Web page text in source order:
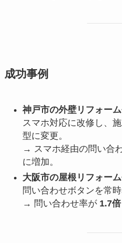
成功事例
神戸市の外壁リフォー
スマホ対応に改修し、
型に変更。
→ スマホ経由の問い合
に増加。
大阪市の屋根リフォー
問い合わせボタンを常時
→ 問い合わせ率が 1.7倍